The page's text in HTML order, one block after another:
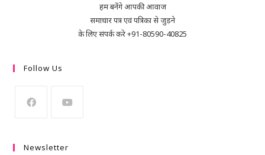
हम बनेंगे आपकी आवाज
समाचार पत्र एवं पत्रिका से जुड़ने
के लिए संपर्क करे +91-80590-40825
Follow Us
Newsletter